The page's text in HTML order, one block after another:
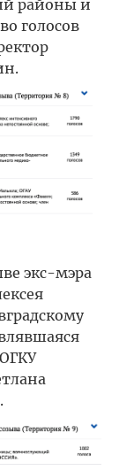
районы и
голосов
экс-мэра